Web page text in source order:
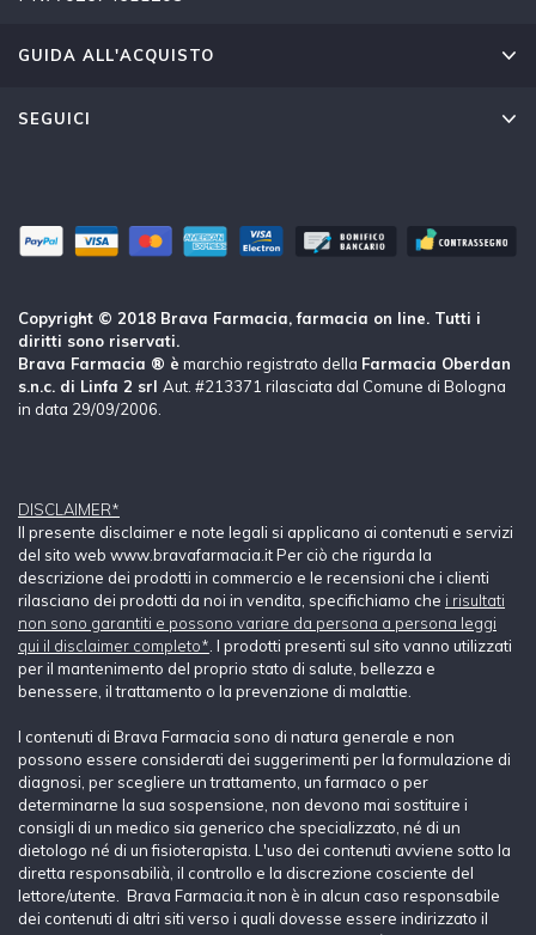
GUIDA ALL'ACQUISTO
SEGUICI
Copyright © 2018 Brava Farmacia, farmacia on line. Tutti i
diritti sono riservati.
Brava Farmacia ® è marchio registrato della Farmacia Oberdan
s.n.c. di Linfa 2 srl Aut. #213371 rilasciata dal Comune di Bologna
in data 29/09/2006.
DISCLAIMER*
Il presente disclaimer e note legali si applicano ai contenuti e servizi
del sito web www.bravafarmacia.it Per ciò che rigurda la
descrizione dei prodotti in commercio e le recensioni che i clienti
rilasciano dei prodotti da noi in vendita, specifichiamo che i risultati
non sono garantiti e possono variare da persona a persona leggi
qui il disclaimer completo* . I prodotti presenti sul sito vanno utilizzati
per il mantenimento del proprio stato di salute, bellezza e
benessere, il trattamento o la prevenzione di malattie.
I contenuti di Brava Farmacia sono di natura generale e non
possono essere considerati dei suggerimenti per la formulazione di
diagnosi, per scegliere un trattamento, un farmaco o per
determinarne la sua sospensione, non devono mai sostituire i
consigli di un medico sia generico che specializzato, né di un
dietologo né di un fisioterapista. L'uso dei contenuti avviene sotto la
diretta responsabilià, il controllo e la discrezione cosciente del
lettore/utente. Brava Farmacia.it non è in alcun caso responsabile
dei contenuti di altri siti verso i quali dovesse essere indirizzato il